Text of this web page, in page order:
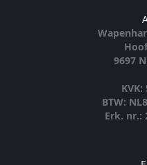
9697
KVK:
BTW:
Erk. nr.: